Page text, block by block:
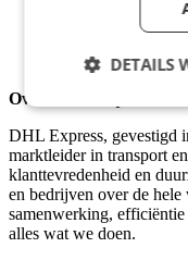
Bereid om een
Veiligheidsbewust
Over het bedrijf
DHL Express, gevestigd
marktleider in transport
klanttevredenheid en
en bedrijven over de
samenwerking,
alles wat we doen.
DETAILS